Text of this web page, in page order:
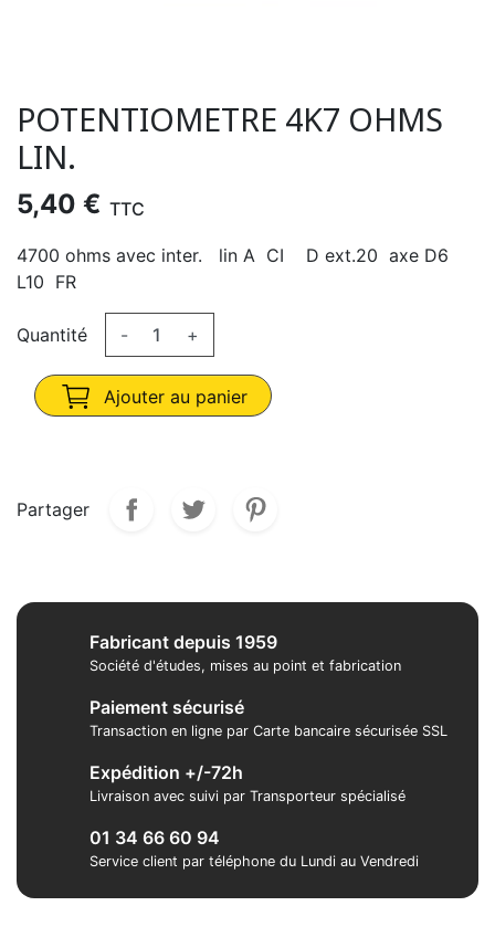
POTENTIOMETRE 4K7 OHMS
LIN.
5,40 € TTC
4700 ohms avec inter. lin A CI D ext.20 axe D6
L10 FR
Quantité - +
Ajouter au panier
Partager
Fabricant depuis 1959
Société d'études, mises au point et fabrication
Paiement sécurisé
Transaction en ligne par Carte bancaire sécurisée SSL
Expédition +/-72h
Livraison avec suivi par Transporteur spécialisé
01 34 66 60 94
Service client par téléphone du Lundi au Vendredi